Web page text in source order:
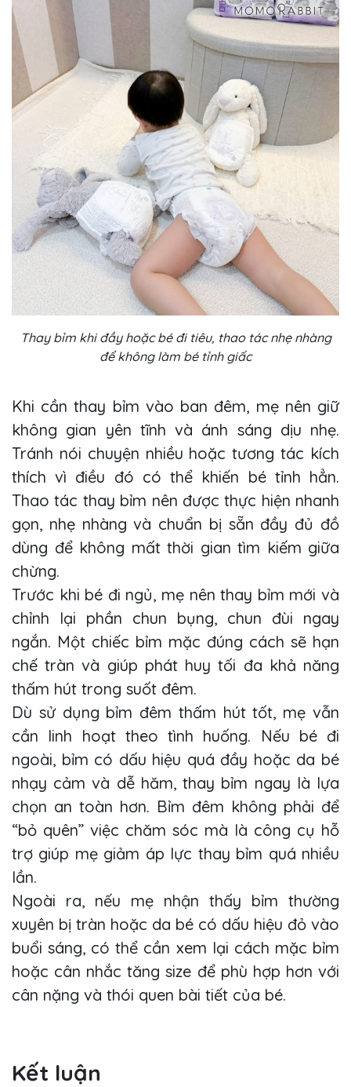
Thay bỉm khi đầy hoặc bé đi tiêu, thao tác nhẹ nhàng
để không làm bé tỉnh giấc
Khi cần thay bỉm vào ban đêm, mẹ nên giữ
không gian yên tĩnh và ánh sáng dịu nhẹ.
Tránh nói chuyện nhiều hoặc tương tác kích
thích vì điều đó có thể khiến bé tỉnh hẳn.
Thao tác thay bỉm nên được thực hiện nhanh
gọn, nhẹ nhàng và chuẩn bị sẵn đầy đủ đồ
dùng để không mất thời gian tìm kiếm giữa
chừng.
Trước khi bé đi ngủ, mẹ nên thay bỉm mới và
chỉnh lại phần chun bụng, chun đùi ngay
ngắn. Một chiếc bỉm mặc đúng cách sẽ hạn
chế tràn và giúp phát huy tối đa khả năng
thấm hút trong suốt đêm.
Dù sử dụng bỉm đêm thấm hút tốt, mẹ vẫn
cần linh hoạt theo tình huống. Nếu bé đi
ngoài, bỉm có dấu hiệu quá đầy hoặc da bé
nhạy cảm và dễ hăm, thay bỉm ngay là lựa
chọn an toàn hơn. Bỉm đêm không phải để
“bỏ quên” việc chăm sóc mà là công cụ hỗ
trợ giúp mẹ giảm áp lực thay bỉm quá nhiều
lần.
Ngoài ra, nếu mẹ nhận thấy bỉm thường
xuyên bị tràn hoặc da bé có dấu hiệu đỏ vào
buổi sáng, có thể cần xem lại cách mặc bỉm
hoặc cân nhắc tăng size để phù hợp hơn với
cân nặng và thói quen bài tiết của bé.
Kết luận